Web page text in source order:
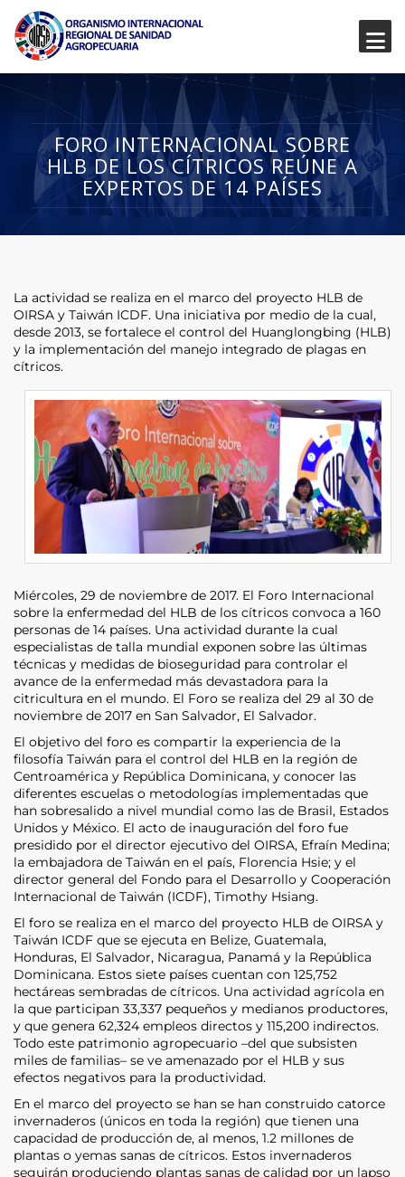
FORO INTERNACIONAL SOBRE
HLB DE LOS CÍTRICOS REÚNE A
EXPERTOS DE 14 PAÍSES
La actividad se realiza en el marco del proyecto HLB de
OIRSA y Taiwán ICDF. Una iniciativa por medio de la cual,
desde 2013, se fortalece el control del Huanglongbing (HLB)
y la implementación del manejo integrado de plagas en
cítricos.
Miércoles, 29 de noviembre de 2017. El Foro Internacional
sobre la enfermedad del HLB de los cítricos convoca a 160
personas de 14 países. Una actividad durante la cual
especialistas de talla mundial exponen sobre las últimas
técnicas y medidas de bioseguridad para controlar el
avance de la enfermedad más devastadora para la
citricultura en el mundo. El Foro se realiza del 29 al 30 de
noviembre de 2017 en San Salvador, El Salvador.
El objetivo del foro es compartir la experiencia de la
filosofía Taiwán para el control del HLB en la región de
Centroamérica y República Dominicana, y conocer las
diferentes escuelas o metodologías implementadas que
han sobresalido a nivel mundial como las de Brasil, Estados
Unidos y México. El acto de inauguración del foro fue
presidido por el director ejecutivo del OIRSA, Efraín Medina;
la embajadora de Taiwán en el país, Florencia Hsie; y el
director general del Fondo para el Desarrollo y Cooperación
Internacional de Taiwán (ICDF), Timothy Hsiang.
El foro se realiza en el marco del proyecto HLB de OIRSA y
Taiwán ICDF que se ejecuta en Belize, Guatemala,
Honduras, El Salvador, Nicaragua, Panamá y la República
Dominicana. Estos siete países cuentan con 125,752
hectáreas sembradas de cítricos. Una actividad agrícola en
la que participan 33,337 pequeños y medianos productores,
y que genera 62,324 empleos directos y 115,200 indirectos.
Todo este patrimonio agropecuario –del que subsisten
miles de familias– se ve amenazado por el HLB y sus
efectos negativos para la productividad.
En el marco del proyecto se han se han construido catorce
invernaderos (únicos en toda la región) que tienen una
capacidad de producción de, al menos, 1.2 millones de
plantas o yemas sanas de cítricos. Estos invernaderos
seguirán produciendo plantas sanas de calidad por un lapso